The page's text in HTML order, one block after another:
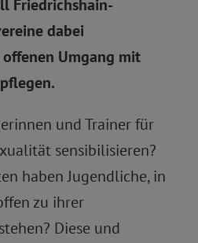
Friedrichshain-
dabei
Umgang mit
und Trainer für
sensibilisieren?
haben Jugendliche, in
zu ihrer
Diese und